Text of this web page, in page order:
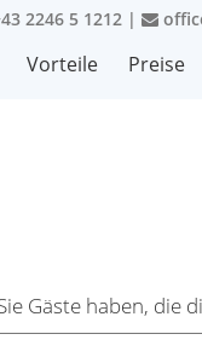
2246 5 1212 |
Vorteile Preise
Gäste haben, die